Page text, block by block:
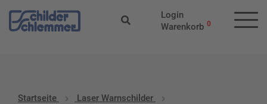
Login
Warenkorb 0
Startseite
Laser Warnschilder